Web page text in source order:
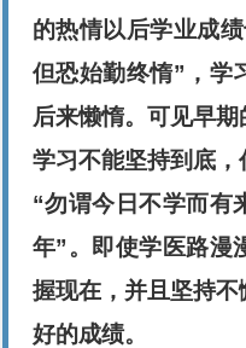
的热情以后学业成
但恐始勤终惰”，学
后来懒惰。可见早
学习不能坚持到底，
“勿谓今日不学而有
年”。即使学医路漫
握现在，并且坚持
好的成绩。